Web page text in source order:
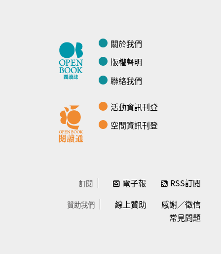
關於我們
版權聲明
聯絡我們
活動資訊刊登
空間資訊刊登
訂閱 電子報 RSS訂閱
贊助我們 線上贊助
感謝／徵信
常見問題